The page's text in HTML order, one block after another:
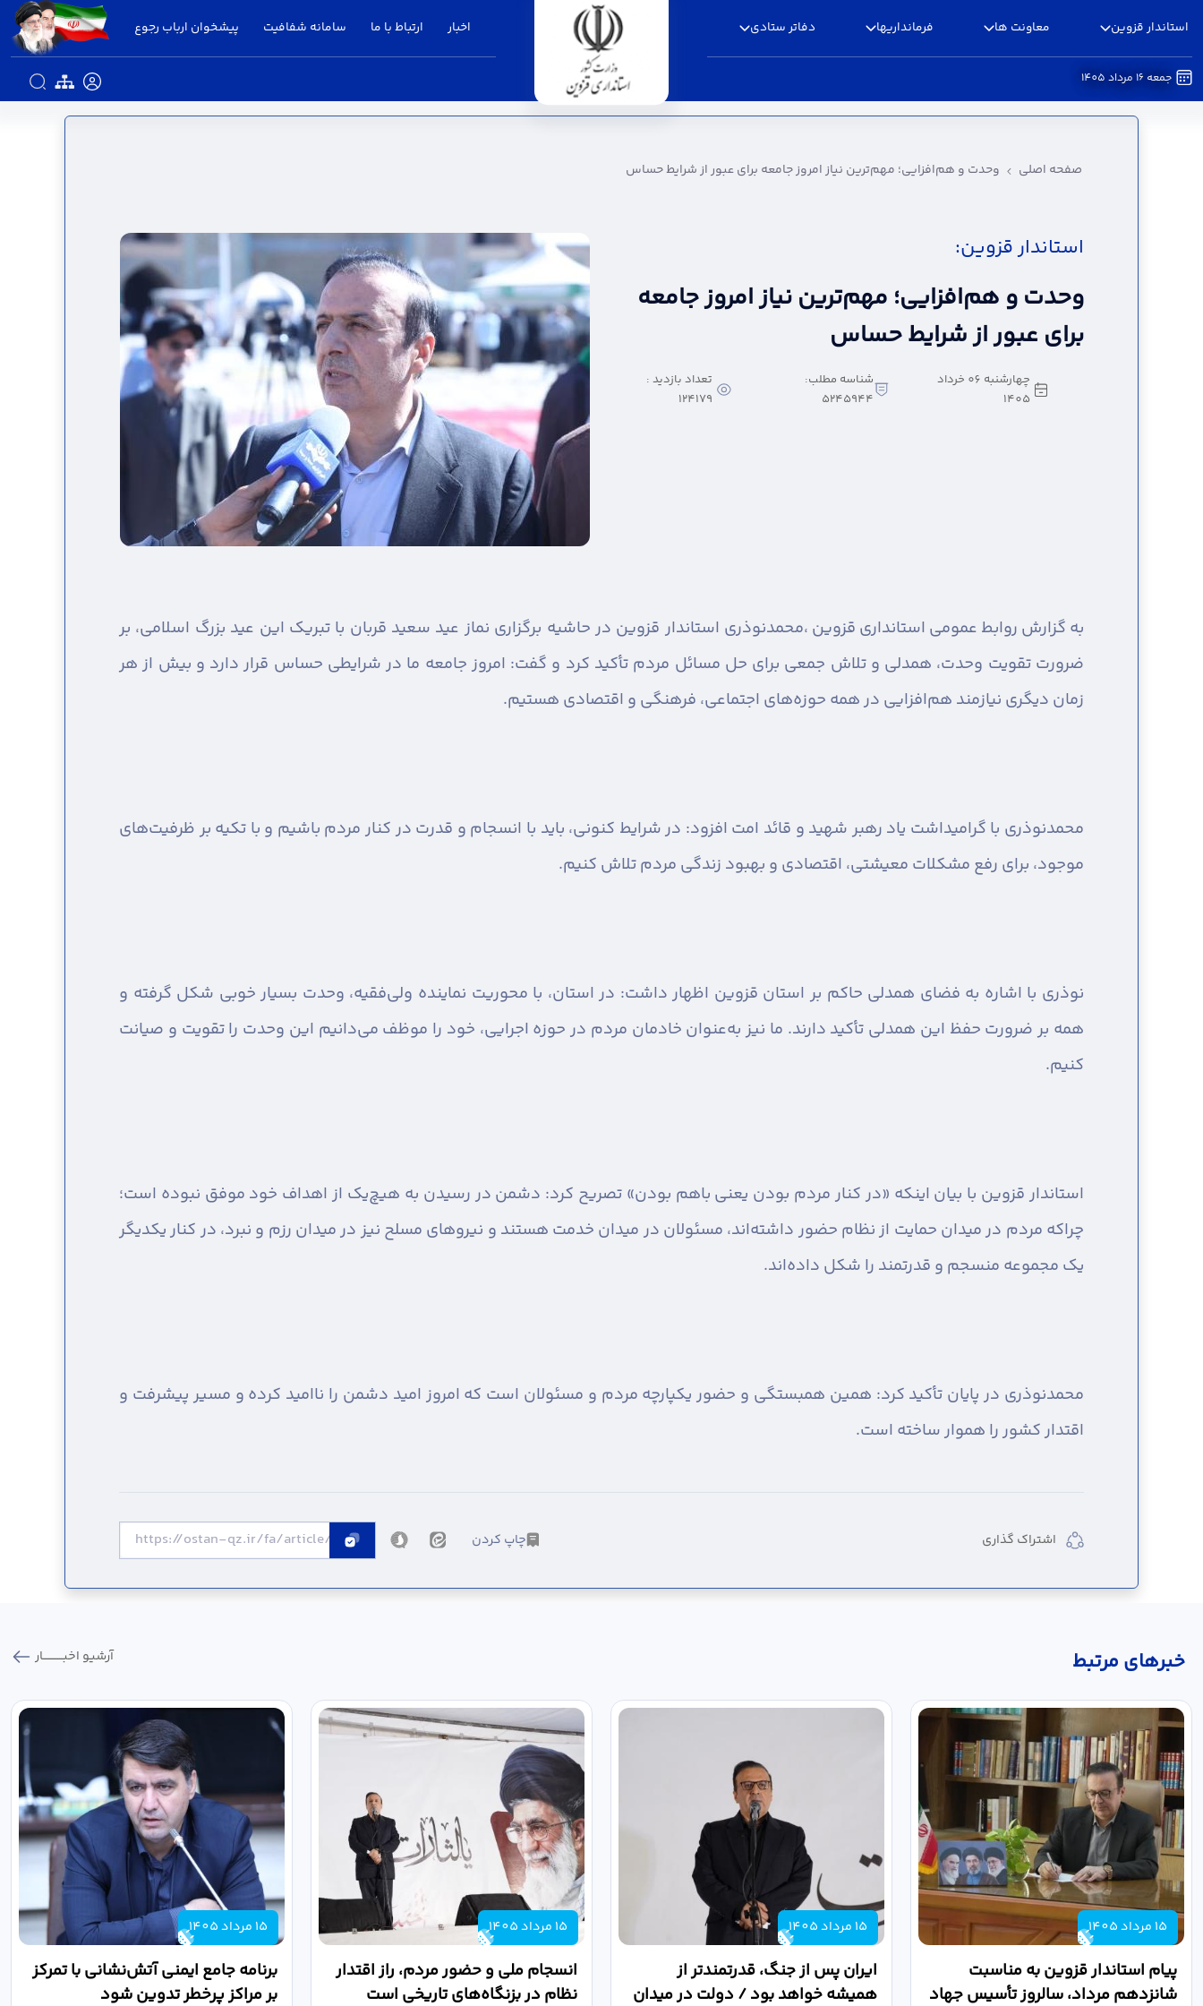
استاندار قزوین معاونت ها فرمانداریها دفاتر ستادی اخبار ارتباط با ما سامانه شفافیت پیشخوان ارباب رجوع
جمعه 16 مرداد 1405
وحدت و هم‌افزایی؛ مهم‌ترین نیاز امروز جامعه برای عبور از شرایط حساس - استانداری قزوین
صفحه اصلی وحدت و هم‌افزایی؛ مهم‌ترین نیاز امروز جامعه برای عبور از شرایط حساس
استاندار قزوین:
وحدت و هم‌افزایی؛ مهم‌ترین نیاز امروز جامعه
برای عبور از شرایط حساس
چهارشنبه 06 خرداد
1405
شناسه مطلب:
5245944
تعداد بازدید :
124179
به گزارش روابط عمومی استانداری قزوین ،محمدنوذری استاندار قزوین در حاشیه برگزاری نماز عید سعید قربان با تبریک این عید بزرگ اسلامی، بر
ضرورت تقویت وحدت، همدلی و تلاش جمعی برای حل مسائل مردم تأکید کرد و گفت: امروز جامعه ما در شرایطی حساس قرار دارد و بیش از هر
زمان دیگری نیازمند هم‌افزایی در همه حوزه‌های اجتماعی، فرهنگی و اقتصادی هستیم.
محمدنوذری با گرامیداشت یاد رهبر شهید و قائد امت افزود: در شرایط کنونی، باید با انسجام و قدرت در کنار مردم باشیم و با تکیه بر ظرفیت‌های
موجود، برای رفع مشکلات معیشتی، اقتصادی و بهبود زندگی مردم تلاش کنیم.
نوذری با اشاره به فضای همدلی حاکم بر استان قزوین اظهار داشت: در استان، با محوریت نماینده ولی‌فقیه، وحدت بسیار خوبی شکل گرفته و
همه بر ضرورت حفظ این همدلی تأکید دارند. ما نیز به‌عنوان خادمان مردم در حوزه اجرایی، خود را موظف می‌دانیم این وحدت را تقویت و صیانت
کنیم.
استاندار قزوین با بیان اینکه «در کنار مردم بودن یعنی باهم بودن» تصریح کرد: دشمن در رسیدن به هیچ‌یک از اهداف خود موفق نبوده است؛
چراکه مردم در میدان حمایت از نظام حضور داشته‌اند، مسئولان در میدان خدمت هستند و نیروهای مسلح نیز در میدان رزم و نبرد، در کنار یکدیگر
یک مجموعه منسجم و قدرتمند را شکل داده‌اند.
محمدنوذری در پایان تأکید کرد: همین همبستگی و حضور یکپارچه مردم و مسئولان است که امروز امید دشمن را ناامید کرده و مسیر پیشرفت و
اقتدار کشور را هموار ساخته است.
اشتراک گذاری چاپ کردن
خبر‌های مرتبط آرشیو اخبـــــــــــار
15 مرداد 1405
پیام استاندار قزوین به مناسبت
شانزدهم مرداد، سالروز تأسیس جهاد
15 مرداد 1405
ایران پس از جنگ، قدرتمندتر از
همیشه خواهد بود / دولت در میدان
15 مرداد 1405
انسجام ملی و حضور مردم، راز اقتدار
نظام در بزنگاه‌های تاریخی است
15 مرداد 1405
برنامه جامع ایمنی آتش‌نشانی با تمرکز
بر مراکز پرخطر تدوین شود